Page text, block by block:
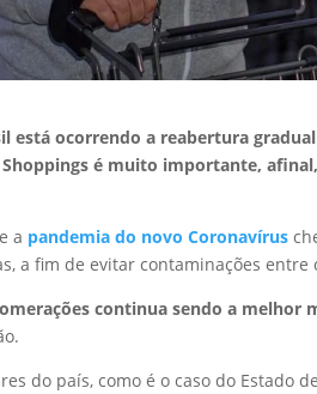
está ocorrendo a reabertura
é muito importante,
a pandemia do novo Coronavírus
a fim de evitar contaminações entre
continua sendo a melhor
do país, como é o caso do Estado